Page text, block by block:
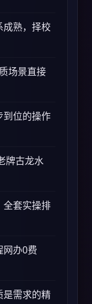
成熟，择校
场景直接
到位的操作
牌古龙水
全套实操排
网办0费
是需求的精